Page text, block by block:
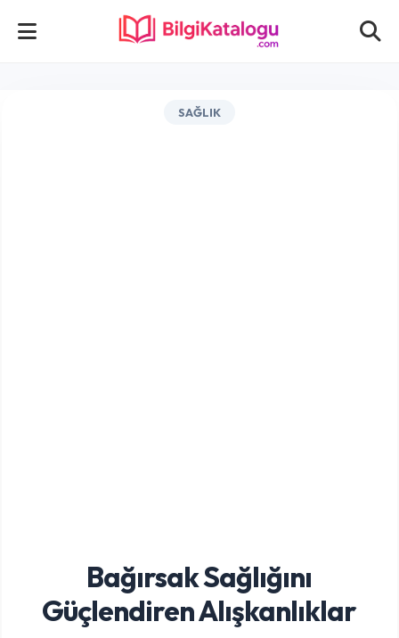
SAĞLIK
Bağırsak Sağlığını
Güçlendiren Alışkanlıklar